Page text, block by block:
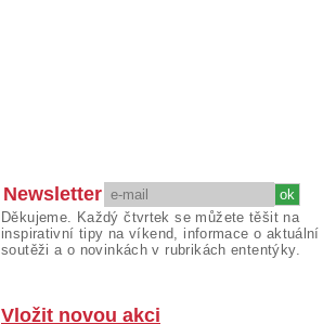
Newsletter
Děkujeme. Každý čtvrtek se můžete těšit na
inspirativní tipy na víkend, informace o aktuální
soutěži a o novinkách v rubrikách ententýky.
Vložit novou akci